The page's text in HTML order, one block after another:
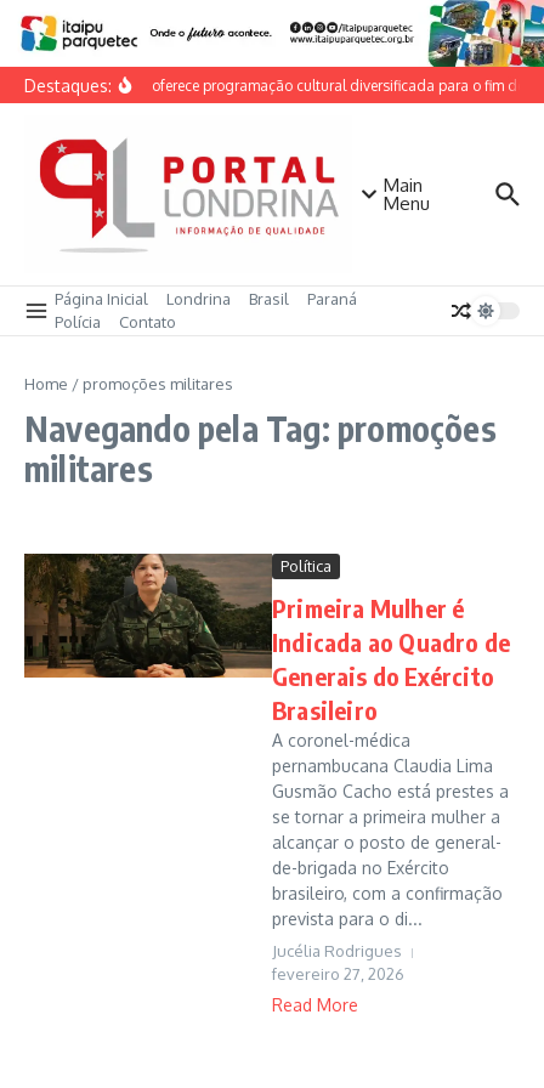
Ir para o conteúdo
Destaques:Londrina oferece programação cultural diversificada para o fim de
Main
Menu
Página Inicial Londrina Brasil
Paraná
Polícia
Contato
Home / promoções militares
Navegando pela Tag: promoções
militares
Política
Primeira Mulher é
Indicada ao Quadro de
Generais do Exército
Brasileiro
A coronel-médica
pernambucana Claudia Lima
Gusmão Cacho está prestes a
se tornar a primeira mulher a
alcançar o posto de general-
de-brigada no Exército
brasileiro, com a confirmação
prevista para o di...
Jucélia Rodrigues
fevereiro 27, 2026
Read More